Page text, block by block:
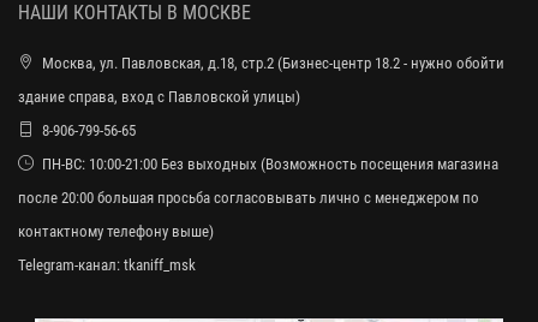
НАШИ КОНТАКТЫ В МОСКВЕ
Москва, ул. Павловская, д.18, стр.2 (Бизнес-центр 18.2 - нужно обойти
здание справа, вход с Павловской улицы)
8-906-799-56-65
ПН-ВС: 10:00-21:00 Без выходных (Возможность посещения магазина
после 20:00 большая просьба согласовывать лично с менеджером по
контактному телефону выше)
Telegram-канал: tkaniff_msk